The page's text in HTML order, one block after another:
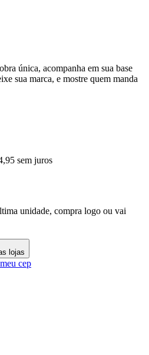
única, acompanha em sua base
sua marca, e mostre quem manda
sem juros
unidade, compra logo ou vai
lojas
cep